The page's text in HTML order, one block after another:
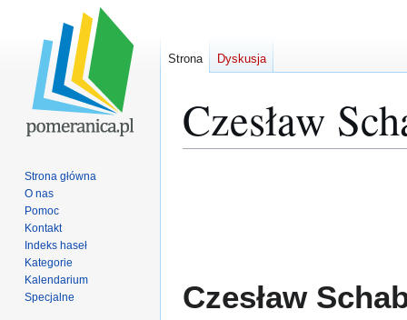
Czesław
Czesław
Strona Dyskusja
Strona główna
O nas
Pomoc
Kontakt
Indeks haseł
Kategorie
Kalendarium
Specjalne